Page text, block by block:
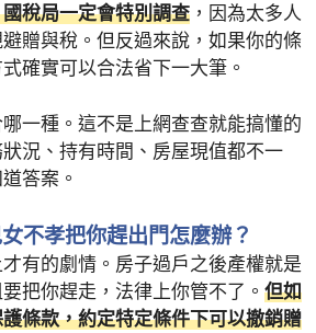
稅局一定會特別調查 ，因為太多人
贈與稅。但反過來說，如果你的條
確實可以合法省下一大筆。
一種。這不是上網查查就能搞懂的
況、持有時間、房屋現值都不一
答案。
不孝把你趕出門怎麼辦？
有的劇情。房子過戶之後產權就是
把你趕走，法律上你管不了。 但如
條款，約定特定條件下可以撤銷贈